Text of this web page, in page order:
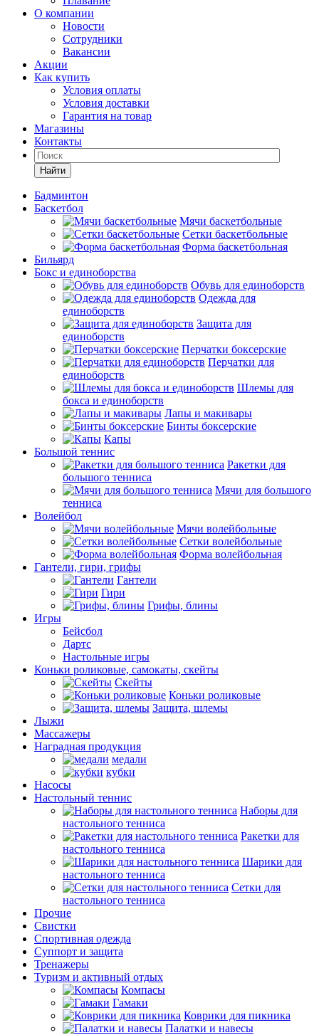
О компании
Новости
Сотрудники
Вакансии
Акции
Как купить
Условия оплаты
Условия доставки
Гарантия на товар
Магазины
Контакты
Найти
Бадминтон
Баскетбол
Мячи баскетбольные
Сетки баскетбольные
Форма баскетбольная
Бильярд
Бокс и единоборства
Обувь для единоборств
Одежда для
единоборств
Защита для
единоборств
Перчатки боксерские
Перчатки для
единоборств
Шлемы для
бокса и единоборств
Лапы и макивары
Бинты боксерские
Капы
Большой теннис
Ракетки для
большого тенниса
Мячи для большого
тенниса
Волейбол
Мячи волейбольные
Сетки волейбольные
Форма волейбольная
Гантели, гири, грифы
Гантели
Гири
Грифы, блины
Игры
Бейсбол
Дартс
Настольные игры
Коньки роликовые, самокаты, скейты
Скейты
Коньки роликовые
Защита, шлемы
Лыжи
Массажеры
Наградная продукция
медали
кубки
Насосы
Настольный теннис
Наборы для
настольного тенниса
Ракетки для
настольного тенниса
Шарики для
настольного тенниса
Сетки для
настольного тенниса
Прочие
Свистки
Спортивная одежда
Суппорт и защита
Тренажеры
Туризм и активный отдых
Компасы
Гамаки
Коврики для пикника
Палатки и навесы